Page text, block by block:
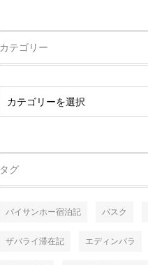
カテゴリー
タグ
バイサンホー宿泊記 バスク
ザバライ滞在記 エディンバラ